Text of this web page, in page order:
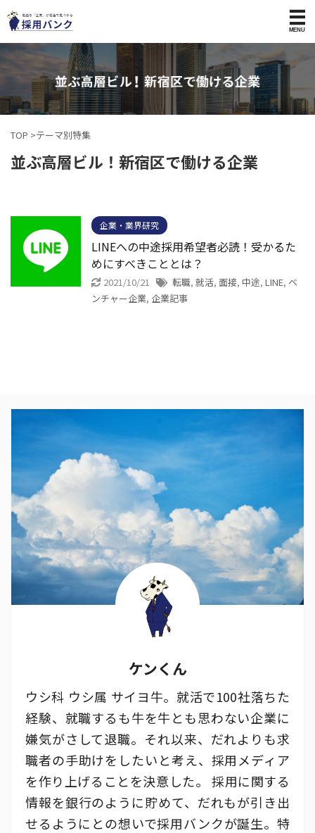
TOP >テーマ別特集
並ぶ高層ビル！新宿区で働ける企業
企業・業界研究
LINEへの中途採用希望者必読！受かるた
めにすべきこととは？
2021/10/21 転職, 就活, 面接, 中途, LINE, ベ
ンチャー企業, 企業記事
ケンくん
ウシ科 ウシ属 サイヨ牛。就活で100社落ちた
経験、就職するも牛を牛とも思わない企業に
嫌気がさして退職。それ以来、だれよりも求
職者の手助けをしたいと考え、採用メディア
を作り上げることを決意した。 採用に関する
情報を銀行のように貯めて、だれもが引き出
せるようにとの想いで採用バンクが誕生。特